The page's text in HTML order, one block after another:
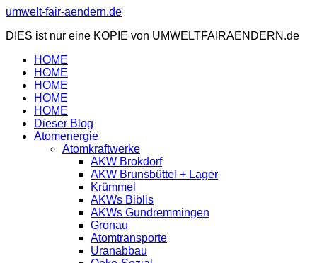
Zum
springen
umwelt-fair-aendern.de
DIES ist nur eine KOPIE von UMWELTFAIRAENDERN.de
HOME
HOME
HOME
HOME
HOME
Dieser Blog
Atomenergie
Atomkraftwerke
AKW Brokdorf
AKW Brunsbüttel + Lager
Krümmel
AKWs Biblis
AKWs Gundremmingen
Gronau
Atomtransporte
Uranabbau